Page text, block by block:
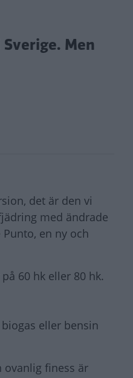
Men
det är den vi
med ändrade
en ny och
60 hk eller 80 hk.
eller bensin
ovanlig finess är